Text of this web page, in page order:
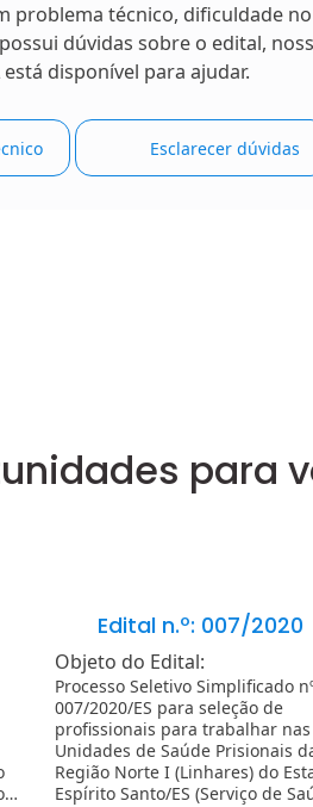
problema técnico, dificuldade no
dúvidas sobre o edital,
disponível para ajudar.
Esclarecer dúvidas
para
Edital n.º: 007/2020
Objeto do Edital:
Processo Seletivo Simplificado
007/2020/ES para seleção de
profissionais para trabalhar nas
Unidades de Saúde Prisionais
Região Norte I (Linhares) do
Espí­rito Santo/ES (Serviço de